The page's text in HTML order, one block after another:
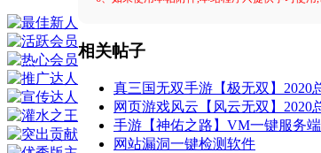
相关帖子
真三国无双手游【极无双】
网页游戏风云【风云无双】
手游【神佑之路】VM一键服务
网站漏洞一键检测软件